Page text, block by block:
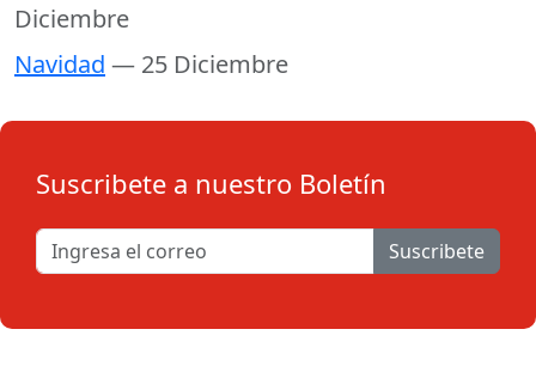
Diciembre
Navidad — 25 Diciembre
Suscribete a nuestro Boletín
Suscribete